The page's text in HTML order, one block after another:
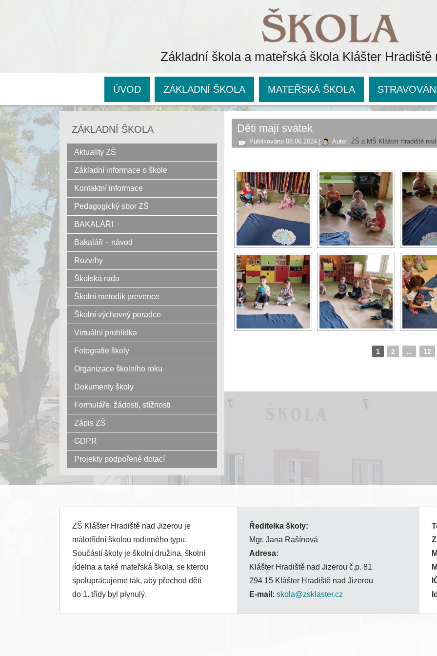
Základní škola a mateřská škola Klášter Hradiště
ÚVOD ZÁKLADNÍ ŠKOLA MATEŘSKÁ ŠKOLA
ZÁKLADNÍ ŠKOLA
Aktuality ZŠ
Základní informace o škole
Kontaktní informace
Pedagogický sbor ZŠ
BAKALÁŘI
Bakaláři – návod
Rozvrhy
Školská rada
Školní metodik prevence
Školní výchovný poradce
Virtuální prohlídka
Fotografie školy
Organizace školního roku
Dokumenty školy
Formuláře, žádosti, stížnosti
Zápis ZŠ
GDPR
Projekty podpořené dotací
Děti mají svátek
Publikováno 08.06.2024 Autor: ZŠ a MŠ Klášter Hradiště
1 2 ... 12
ZŠ Klášter Hradiště nad Jizerou je
málotřídní školou rodinného typu.
Součástí školy je školní družina, školní
jídelna a také mateřská škola, se kterou
spolupracujeme tak, aby přechod dětí
do 1. třídy byl plynulý.
Ředitelka školy:
Mgr. Jana Rašínová
Adresa:
Klášter Hradiště nad Jizerou č.p. 81
294 15 Klášter Hradiště nad Jizerou
E-mail: skola@zsklaster.cz